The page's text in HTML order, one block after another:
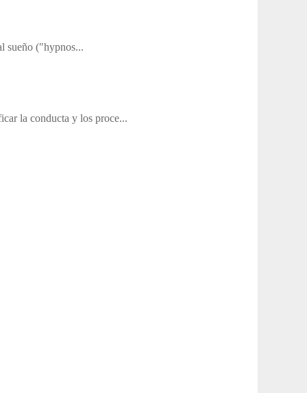
sueño ("hypnos...
la conducta y los proce...